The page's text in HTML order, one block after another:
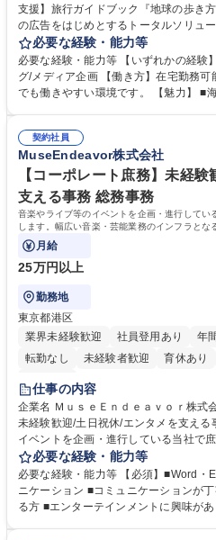
支援】旅行ガイドブック『地球の歩き方』 仕事の内容 『地球の歩き
の広告をはじめとするトータルソリュ
す。クライアントは、観光（海外旅行
や事業を推進したい国内外の行政や企業です。 【業務詳細】
き方』は海外旅行ガイドブックのNo.1
も牽引しております。観光推進支援に
に、インバウンドのトップブランドに
り、日常です。旅好きにはこれ以上ない環境です 募集職種
政・企業向け観光推進支援】旅行ガイ
必要な経験・能力等
必要な経験・能力等 【いずれかの経験
グ/メディア企画 【働き方】在宅勤務
でも働きやすい環境です。 【魅力】 ■海外旅行ガイドブックのシェアNo.1
であり、「地球の歩き方」としてどう
バーとして活躍いただきます。 学歴・資格 学歴：大学院 大学 語学力： 資
格：
契約社員
MuseEndeavor株式会社
【コーポレート庶務】未経
支える事務 総務事務
音楽やライブ等のイベントを企画・進行して
します。幅広い音楽・芸能業務のインフラとな
滑な運営を支えていただきます。
月給
25万円以上
勤務地
東京都港区
業界未経験歓迎
社員登用あり 年
転勤なし
未経験者歓迎 育休あり
服装自由
仕事の内容
企業名 ＭｕｓｅＥｎｄｅａｖｏｒ株式会社 求人名 【コーポレート
未経験歓迎/土日祝休/エンタメを支える事務 仕事の内容 音楽やラ
イベントを企画・進行している当社で
ます。幅広い音楽・芸能業務のインフ
し、チームの円滑な運営を支えていただきます。 ■社内の
全般、書類整理、備品管理・発注 ■郵
内環境の維持サポート ■経理や人事/採
必要な経験・能力等
必要な経験・能力等 【必須】■Word・
ニケーション ■コミュニケーションが
る方 ■エンターテインメントに興味がある方 【魅力】■幅広い音